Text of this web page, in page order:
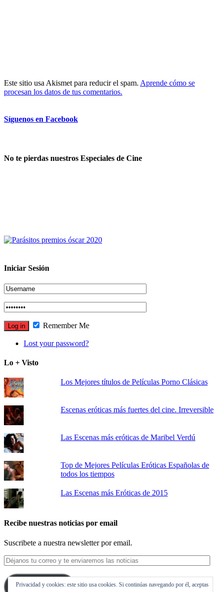
Este sitio usa Akismet para reducir el spam. Aprende cómo se
procesan los datos de tus comentarios.
Síguenos en Facebook
No te pierdas nuestros Especiales de Cine
Iniciar Sesión
Remember Me
Lost your password?
Lo + Visto
Los Mejores títulos de Películas Porno Clásicas
Escenas eróticas más fuertes del cine. Irreversible
Las Escenas más eróticas de Maribel Verdú
Top de Mejores Películas Eróticas Españolas de
todos los tiempos
Las Escenas más Eróticas de 2015
Recibe nuestras noticias por email
Suscribete a nuestra newsletter por email.
Déjanos
tu
correo
y
Suscribirse
Privacidad y cookies: este sitio usa cookies. Si continúas navegando por él, aceptas